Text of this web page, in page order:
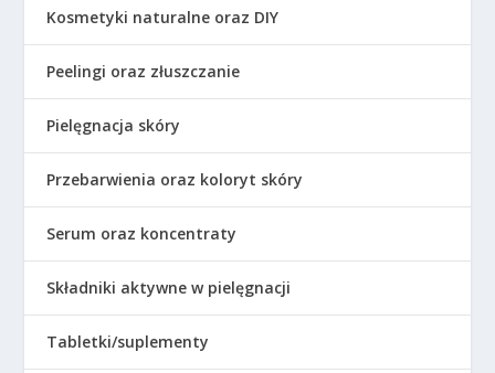
Kosmetyki naturalne oraz DIY
Peelingi oraz złuszczanie
Pielęgnacja skóry
Przebarwienia oraz koloryt skóry
Serum oraz koncentraty
Składniki aktywne w pielęgnacji
Tabletki/suplementy